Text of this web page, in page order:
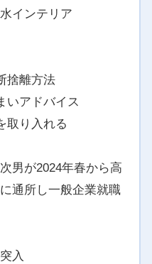
インテリア
捨離方法
いアドバイス
取り入れる
男が2024年春から高
通所し一般企業就職
入